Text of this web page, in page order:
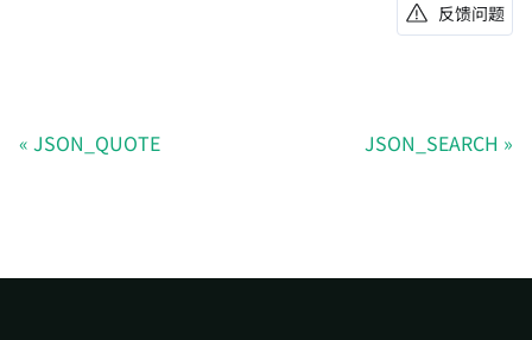
反馈问题
JSON_QUOTE JSON_SEARCH